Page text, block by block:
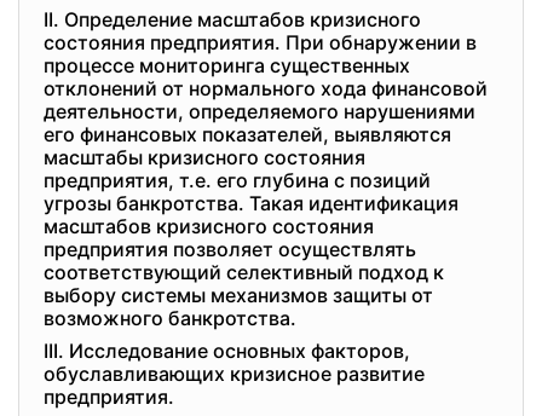
II. Определение масштабов кризисного
состояния предприятия. При обнаружении в
процессе мониторинга существенных
отклонений от нормального хода финансовой
деятельности, определяемого нарушениями
его финансовых показателей, выявляются
масштабы кризисного состояния
предприятия, т.е. его глубина с позиций
угрозы банкротства. Такая идентификация
масштабов кризисного состояния
предприятия позволяет осуществлять
соответствующий селективный подход к
выбору системы механизмов защиты от
возможного банкротства.
III. Исследование основных факторов,
обуславливающих кризисное развитие
предприятия.